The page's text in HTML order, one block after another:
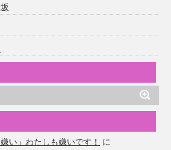
い」わたしも嫌いです！
に